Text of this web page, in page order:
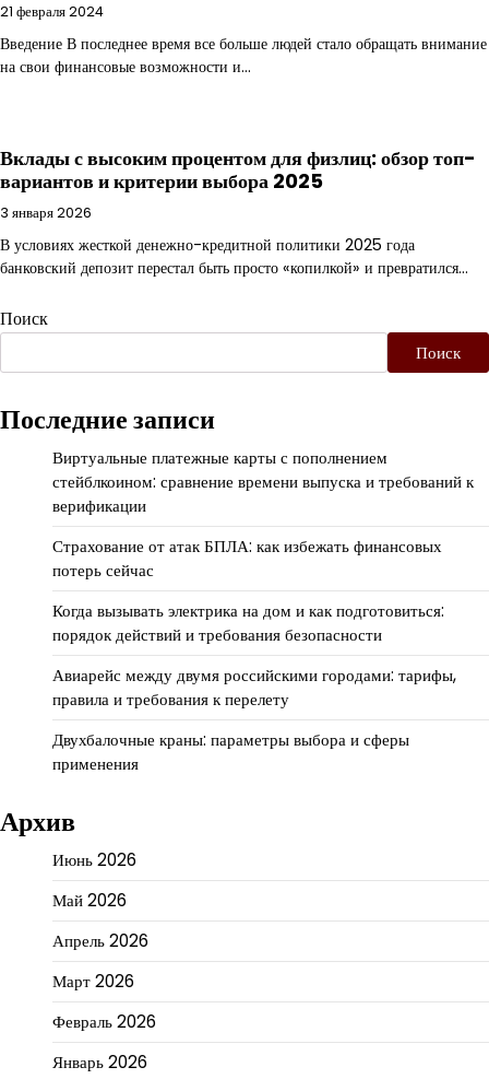
21 февраля 2024
Введение В последнее время все больше людей стало обращать внимание
на свои финансовые возможности и…
Вклады с высоким процентом для физлиц: обзор топ-
вариантов и критерии выбора 2025
3 января 2026
В условиях жесткой денежно-кредитной политики 2025 года
банковский депозит перестал быть просто «копилкой» и превратился…
Поиск
Поиск
Последние записи
Виртуальные платежные карты с пополнением
стейблкоином: сравнение времени выпуска и требований к
верификации
Страхование от атак БПЛА: как избежать финансовых
потерь сейчас
Когда вызывать электрика на дом и как подготовиться:
порядок действий и требования безопасности
Авиарейс между двумя российскими городами: тарифы,
правила и требования к перелету
Двухбалочные краны: параметры выбора и сферы
применения
Архив
Июнь 2026
Май 2026
Апрель 2026
Март 2026
Февраль 2026
Январь 2026